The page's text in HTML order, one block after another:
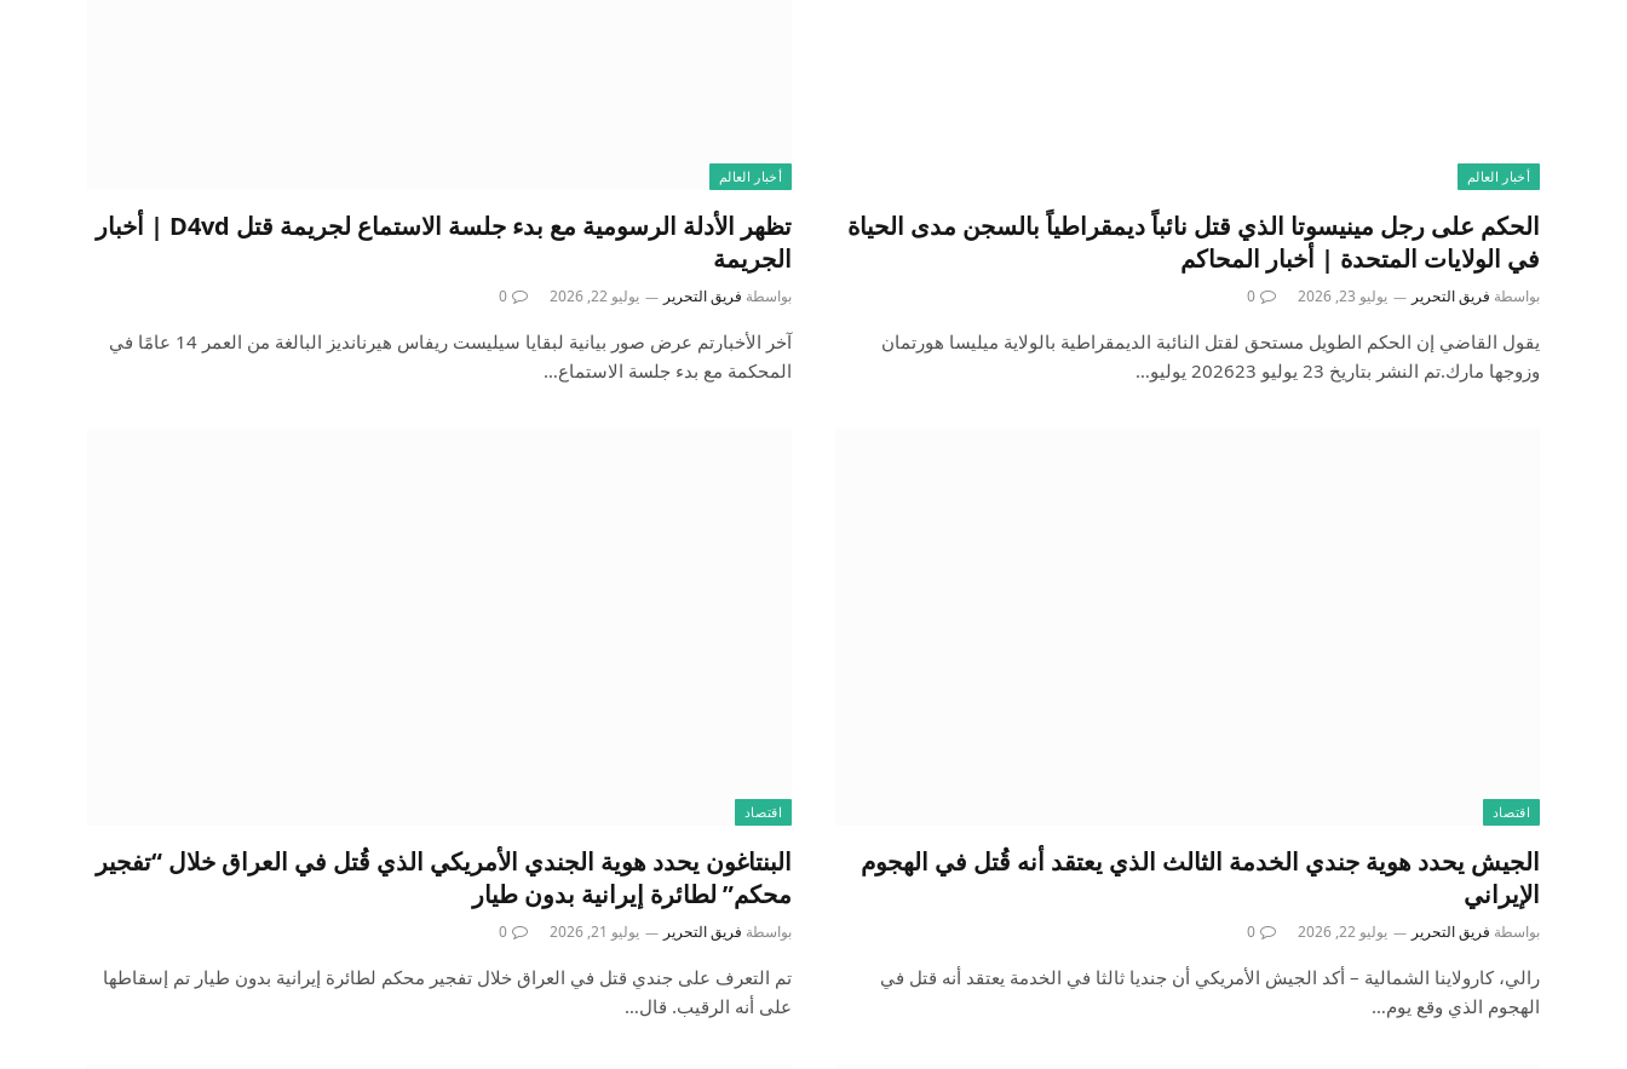
أخبار العالم
الحكم على رجل مينيسوتا الذي قتل نائباً ديمقراطياً بالسجن مدى الحياة
في الولايات المتحدة | أخبار المحاكم
بواسطة فريق التحرير يوليو 23, 2026 0
يقول القاضي إن الحكم الطويل مستحق لقتل النائبة الديمقراطية بالولاية ميليسا هورتمان
وزوجها مارك.تم النشر بتاريخ 23 يوليو 202623 يوليو…
أخبار العالم
تظهر الأدلة الرسومية مع بدء جلسة الاستماع لجريمة قتل D4vd | أخبار
الجريمة
بواسطة فريق التحرير يوليو 22, 2026 0
آخر الأخبارتم عرض صور بيانية لبقايا سيليست ريفاس هيرنانديز البالغة من العمر 14 عامًا في
المحكمة مع بدء جلسة الاستماع…
اقتصاد
الجيش يحدد هوية جندي الخدمة الثالث الذي يعتقد أنه قُتل في الهجوم
الإيراني
بواسطة فريق التحرير يوليو 22, 2026 0
رالي، كارولاينا الشمالية – أكد الجيش الأمريكي أن جنديا ثالثا في الخدمة يعتقد أنه قتل في
الهجوم الذي وقع يوم…
اقتصاد
البنتاغون يحدد هوية الجندي الأمريكي الذي قُتل في العراق خلال “تفجير
محكم” لطائرة إيرانية بدون طيار
بواسطة فريق التحرير يوليو 21, 2026 0
تم التعرف على جندي قتل في العراق خلال تفجير محكم لطائرة إيرانية بدون طيار تم إسقاطها
على أنه الرقيب. قال…